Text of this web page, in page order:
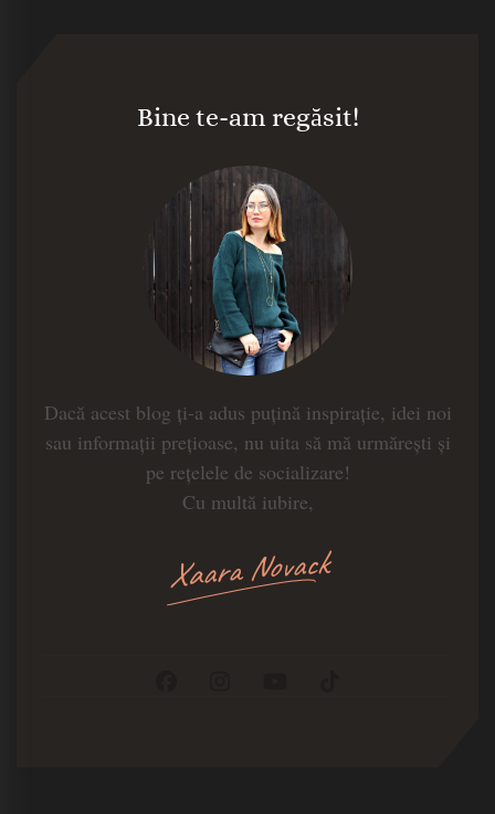
Bine te-am regăsit!
Dacă acest blog ți-a adus puțină inspirație, idei noi
sau informații prețioase, nu uita să mă urmărești și
pe rețelele de socializare!
Cu multă iubire,
Xaara Novack